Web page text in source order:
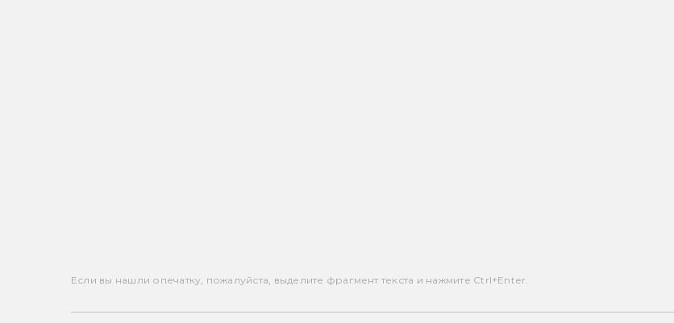
Если вы нашли опечатку, пожалуйста, выделите фрагмент текста и нажмите Ctrl+Enter.